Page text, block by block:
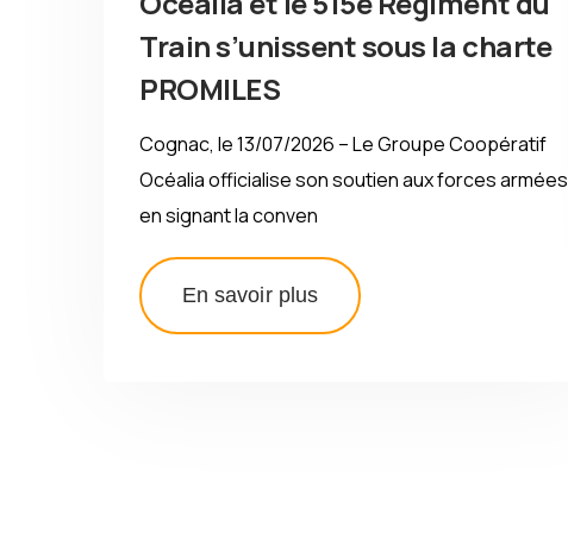
Train s’unissent sous la charte
PROMILES
Cognac, le 13/07/2026 – Le Groupe Coopératif
Océalia officialise son soutien aux forces armées
en signant la conven
En savoir plus